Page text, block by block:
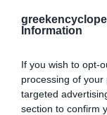
Information
If you wish to opt-
processing of
targeted
section to confirm
Δείγμα